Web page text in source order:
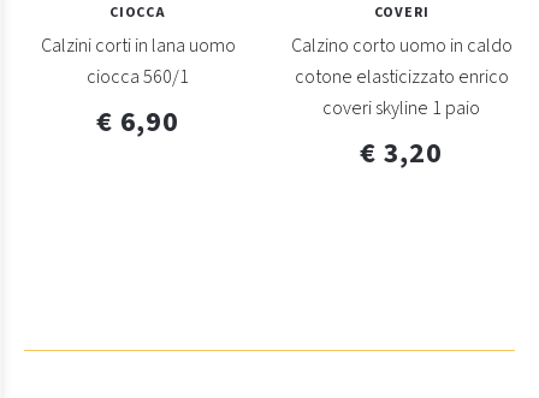
CIOCCA
Calzini corti in lana uomo
ciocca 560/1
€ 6,90
COVERI
Calzino corto uomo in caldo
cotone elasticizzato enrico
coveri skyline 1 paio
€ 3,20